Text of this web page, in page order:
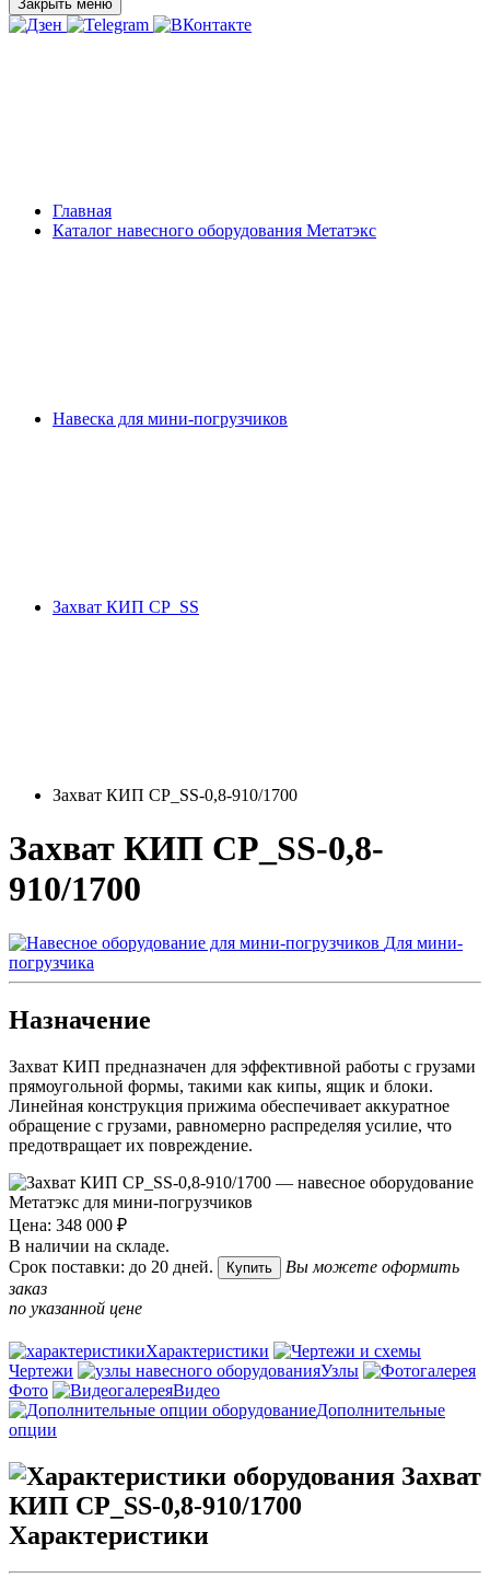
Закрыть меню
Главная
Каталог навесного оборудования Метатэкс
Навеска для мини-погрузчиков
Захват КИП CP_SS
Захват КИП CP_SS-0,8-910/1700
Захват КИП CP_SS-0,8-
910/1700
Для мини-
погрузчика
Назначение
Захват КИП предназначен для эффективной работы с грузами
прямоугольной формы, такими как кипы, ящик и блоки.
Линейная конструкция прижима обеспечивает аккуратное
обращение с грузами, равномерно распределяя усилие, что
предотвращает их повреждение.
Цена: 348 000 ₽
В наличии на складе.
Срок поставки: до 20 дней.
Купить
Вы можете оформить
заказ
по указанной цене
Характеристики
Чертежи
Узлы
Фото
Видео
Дополнительные
опции
Характеристики